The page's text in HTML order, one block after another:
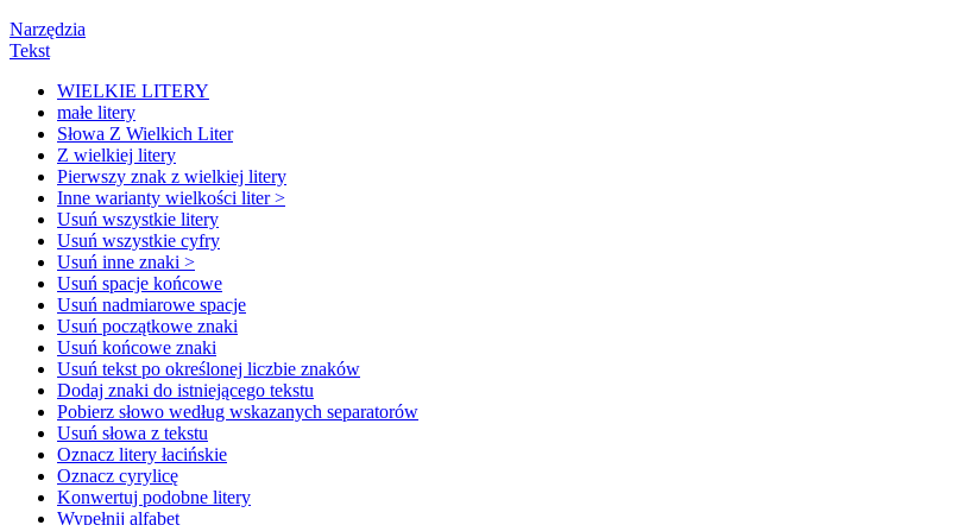
Narzędzia
Tekst
WIELKIE LITERY
małe litery
Słowa Z Wielkich Liter
Z wielkiej litery
Pierwszy znak z wielkiej litery
Inne warianty wielkości liter >
Usuń wszystkie litery
Usuń wszystkie cyfry
Usuń inne znaki >
Usuń spacje końcowe
Usuń nadmiarowe spacje
Usuń początkowe znaki
Usuń końcowe znaki
Usuń tekst po określonej liczbie znaków
Dodaj znaki do istniejącego tekstu
Pobierz słowo według wskazanych separatorów
Usuń słowa z tekstu
Oznacz litery łacińskie
Oznacz cyrylicę
Konwertuj podobne litery
Wypełnij alfabet